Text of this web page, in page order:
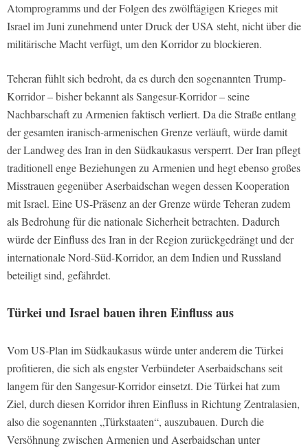
Atomprogramms und der Folgen des zwölftägigen Krieges mit
Israel im Juni zunehmend unter Druck der USA steht, nicht über die
militärische Macht verfügt, um den Korridor zu blockieren.
Teheran fühlt sich bedroht, da es durch den sogenannten Trump-
Korridor – bisher bekannt als Sangesur-Korridor – seine
Nachbarschaft zu Armenien faktisch verliert. Da die Straße entlang
der gesamten iranisch-armenischen Grenze verläuft, würde damit
der Landweg des Iran in den Südkaukasus versperrt. Der Iran pflegt
traditionell enge Beziehungen zu Armenien und hegt ebenso großes
Misstrauen gegenüber Aserbaidschan wegen dessen Kooperation
mit Israel. Eine US-Präsenz an der Grenze würde Teheran zudem
als Bedrohung für die nationale Sicherheit betrachten. Dadurch
würde der Einfluss des Iran in der Region zurückgedrängt und der
internationale Nord-Süd-Korridor, an dem Indien und Russland
beteiligt sind, gefährdet.
Türkei und Israel bauen ihren Einfluss aus
Vom US-Plan im Südkaukasus würde unter anderem die Türkei
profitieren, die sich als engster Verbündeter Aserbaidschans seit
langem für den Sangesur-Korridor einsetzt. Die Türkei hat zum
Ziel, durch diesen Korridor ihren Einfluss in Richtung Zentralasien,
also die sogenannten „Türkstaaten“, auszubauen. Durch die
Versöhnung zwischen Armenien und Aserbaidschan unter